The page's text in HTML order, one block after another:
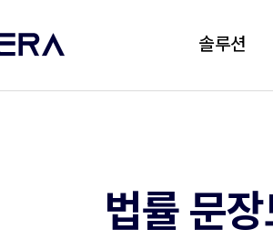
솔루션
법률 문